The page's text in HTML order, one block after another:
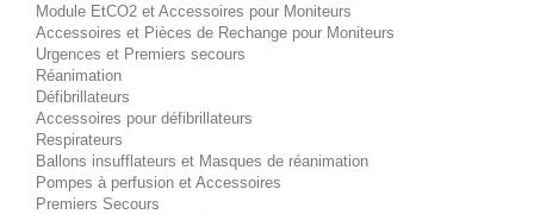
Module EtCO2 et Accessoires pour Moniteurs
Accessoires et Pièces de Rechange pour Moniteurs
Urgences et Premiers secours
Réanimation
Défibrillateurs
Accessoires pour défibrillateurs
Respirateurs
Ballons insufflateurs et Masques de réanimation
Pompes à perfusion et Accessoires
Premiers Secours